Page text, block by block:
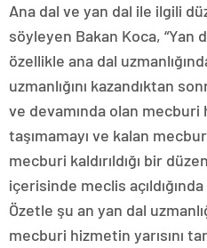
Ana dal ve yan dal ile ilgili
söyleyen Bakan Koca, “Yan
özellikle ana dal
uzmanlığını kazandıktan
ve devamında olan
taşımamayı ve kalan
mecburi kaldırıldığı bir
içerisinde meclis
Özetle şu an yan dal
mecburi hizmetin yarısını